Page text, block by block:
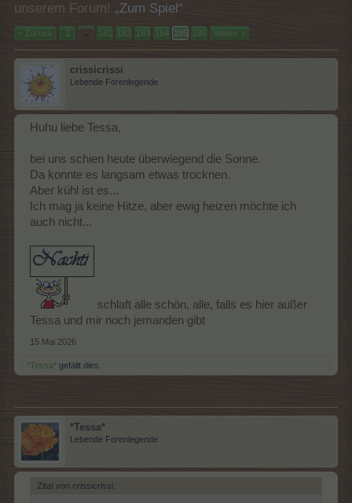
unserem Forum! „Zum Spiel“
< Zurück 1 ← 181 182 183 184 185 186 Weiter >
crissicrissi
Lebende Forenlegende
Huhu liebe Tessa,
bei uns schien heute überwiegend die Sonne.
Da konnte es langsam etwas trocknen.
Aber kühl ist es...
Ich mag ja keine Hitze, aber ewig heizen möchte ich
auch nicht...
schlaft alle schön, alle, falls es hier außer
Tessa und mir noch jemanden gibt
15 Mai 2026
*Tessa* gefällt dies.
*Tessa*
Lebende Forenlegende
Zitat von crissicrissi: ↑